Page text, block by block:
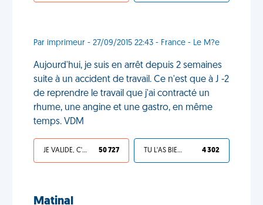
Par imprimeur - 27/09/2015 22:43 - France - Le M?e
Aujourd'hui, je suis en arrêt depuis 2 semaines
suite à un accident de travail. Ce n'est que à J -2
de reprendre le travail que j'ai contracté un
rhume, une angine et une gastro, en même
temps. VDM
JE VALIDE, C'EST UNE VDM 50 727 TU L'AS BIEN MÉRITÉ 4 302
Matinal